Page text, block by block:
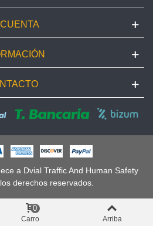
a Dvial Traffic And Human Safety
derechos reservados.
Carro
0
Arriba